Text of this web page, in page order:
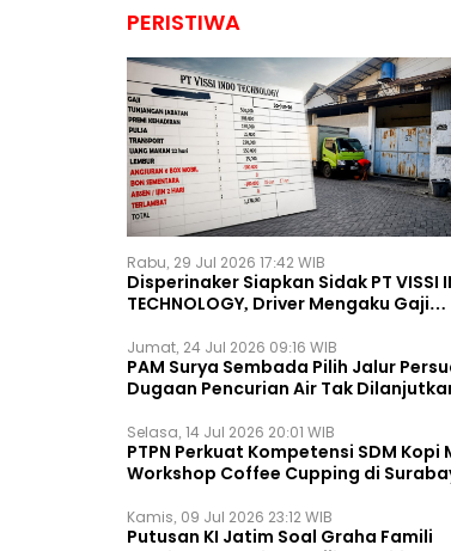
PERISTIWA
Rabu, 29 Jul 2026 17:42 WIB
Disperinaker Siapkan Sidak PT VISSI
TECHNOLOGY, Driver Mengaku Gaji
Jumat, 24 Jul 2026 09:16 WIB
PAM Surya Sembada Pilih Jalur
Dugaan Pencurian Air Tak
Selasa, 14 Jul 2026 20:01 WIB
PTPN Perkuat Kompetensi SDM Kopi
Workshop Coffee Cupping di
Kamis, 09 Jul 2026 23:12 WIB
Putusan KI Jatim Soal Graha Famili